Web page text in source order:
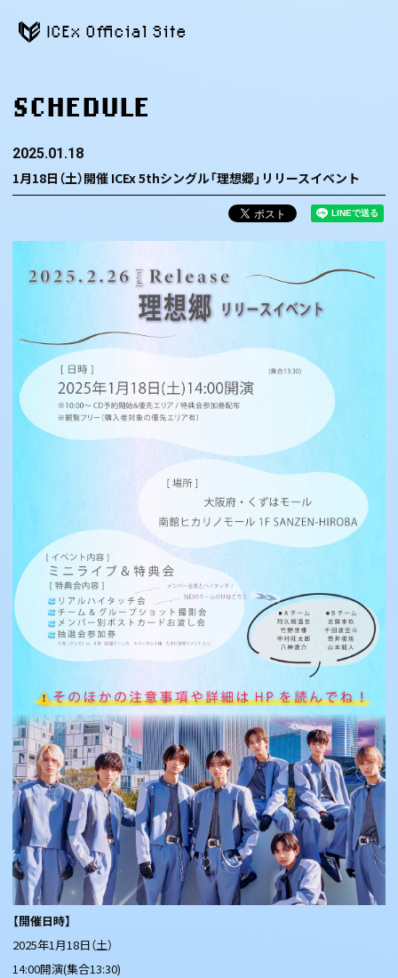
ICEx Official Site
SCHEDULE
2025.01.18
1月18日（土）開催 ICEx 5thシングル「理想郷」リリースイベント
【開催日時】
2025年1月18日（土）
14:00開演(集合13:30)